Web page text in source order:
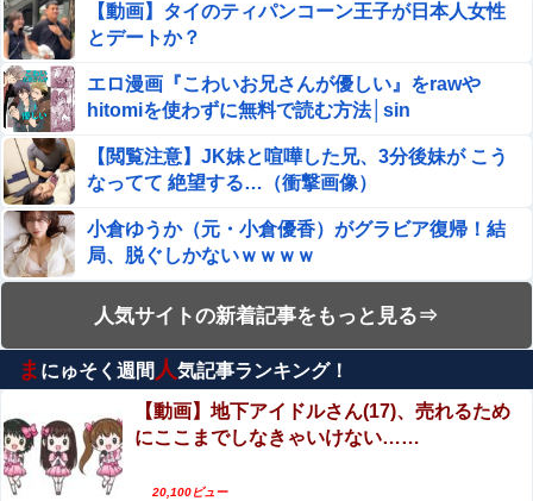
【動画】タイのティパンコーン王子が日本人女性
とデートか？
エロ漫画『こわいお兄さんが優しい』をrawや
hitomiを使わずに無料で読む方法│sin
【閲覧注意】JK妹と喧嘩した兄、3分後妹が こう
なってて 絶望する…（衝撃画像）
小倉ゆうか（元・小倉優香）がグラビア復帰！結
局、脱ぐしかないｗｗｗｗ
【動画】これはお見事。中国重慶市で珍しい事故
が撮影される。
巨乳悦楽のおすすめAV!巨乳女優とのパイズリや
コスプレセックス!
エロ漫画『白雪王と七人の野郎ども』をrawや
hitomiを使わずに無料で読む方法│お父さんの黒歴
人気サイトの新着記事をもっと見る⇒
ま にゅそく週間 人気記事ランキング！
【動画】地下アイドルさん(17)、売れるため
にここまでしなきゃいけない……
20,100ビュー